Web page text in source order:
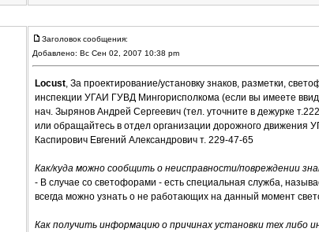
Заголовок сообщения:
Добавлено: Вс Сен 02, 2007 10:38 pm
Locust, За проектирование/установку знаков, разметки,
инспекции УГАИ ГУВД Мингорисполкома (если вы имеете
нач. Зырянов Андрей Сергеевич (тел. уточните в дежурке
или обращайтесь в отдел организации дорожного движения
Каспирович Евгений Александрович т. 229-47-65
Как/куда можно сообщить о неисправности/повреждении
- В случае со светофорами - есть специальная служба,
всегда можно узнать о не работающих на данный момент
Как получить информацию о причинах установки тех либо